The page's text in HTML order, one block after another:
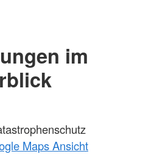
im
Maps Ansicht